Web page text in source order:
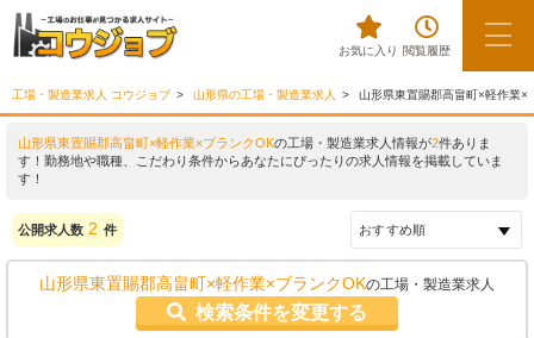
お気に入り 閲覧履歴
工場・製造業求人 コウジョブ 山形県の工場・製造業求人 山形県東置賜郡高畠町×軽作業×
山形県東置賜郡高畠町×軽作業×ブランクOKの工場・製造業求人情報が2件ありま
す！勤務地や職種、こだわり条件からあなたにぴったりの求人情報を掲載していま
す！
公開求人数 2 件
山形県東置賜郡高畠町×軽作業×ブランクOKの工場・製造業求人
検索条件を変更する